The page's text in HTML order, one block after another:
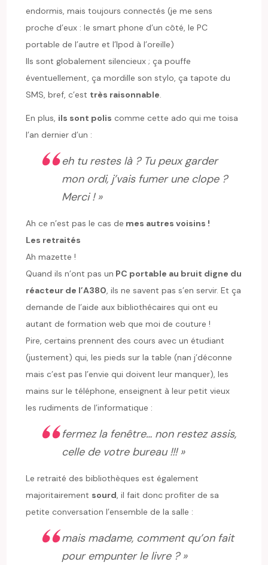
endormis, mais toujours connectés (je me sens
proche d’eux : le smart phone d’un côté, le PC
portable de l’autre et l’Ipod à l’oreille)
Ils sont globalement silencieux ; ça pouffe
éventuellement, ça mordille son stylo, ça tapote du
SMS, bref, c’est très raisonnable.
En plus, ils sont polis comme cette ado qui me toisa
l’an dernier d’un :
eh tu restes là ? Tu peux garder
mon ordi, j’vais fumer une clope ?
Merci ! »
Ah ce n’est pas le cas de mes autres voisins !
Les retraités
Ah mazette !
Quand ils n’ont pas un PC portable au bruit digne du
réacteur de l’A380, ils ne savent pas s’en servir. Et ça
demande de l’aide aux bibliothécaires qui ont eu
autant de formation web que moi de couture !
Pire, certains prennent des cours avec un étudiant
(justement) qui, les pieds sur la table (nan j’déconne
mais c’est pas l’envie qui doivent leur manquer), les
mains sur le téléphone, enseignent à leur petit vieux
les rudiments de l’informatique :
fermez la fenêtre… non restez assis,
celle de votre bureau !!! »
Le retraité des bibliothèques est également
majoritairement sourd, il fait donc profiter de sa
petite conversation l’ensemble de la salle :
mais madame, comment qu’on fait
pour empunter le livre ? »